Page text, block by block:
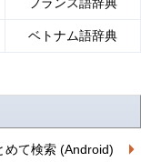
ベトナム語辞典
めて検索 (Android)